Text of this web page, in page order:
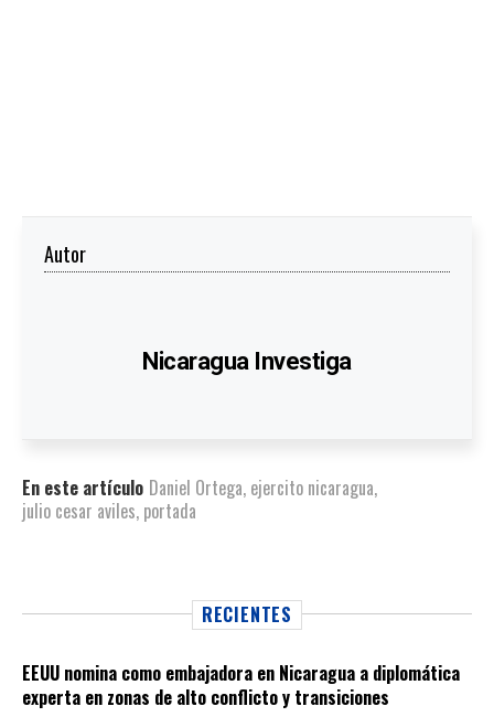
Autor
Nicaragua Investiga
En este artículo Daniel Ortega, ejercito nicaragua,
julio cesar aviles, portada
RECIENTES
EEUU nomina como embajadora en Nicaragua a diplomática
experta en zonas de alto conflicto y transiciones